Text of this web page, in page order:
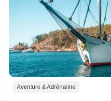
Aventure & Adrénaline